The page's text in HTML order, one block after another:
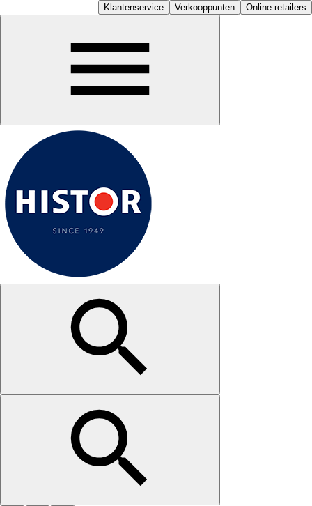
Klantenservice Verkooppunten Online retailers